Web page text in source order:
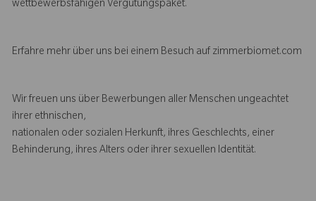
wettbewerbsfähigen Vergütungspaket.
Erfahre mehr über uns bei einem Besuch auf zimmerbiomet.com
Wir freuen uns über Bewerbungen aller Menschen ungeachtet
ihrer ethnischen,
nationalen oder sozialen Herkunft, ihres Geschlechts, einer
Behinderung, ihres Alters oder ihrer sexuellen Identität.